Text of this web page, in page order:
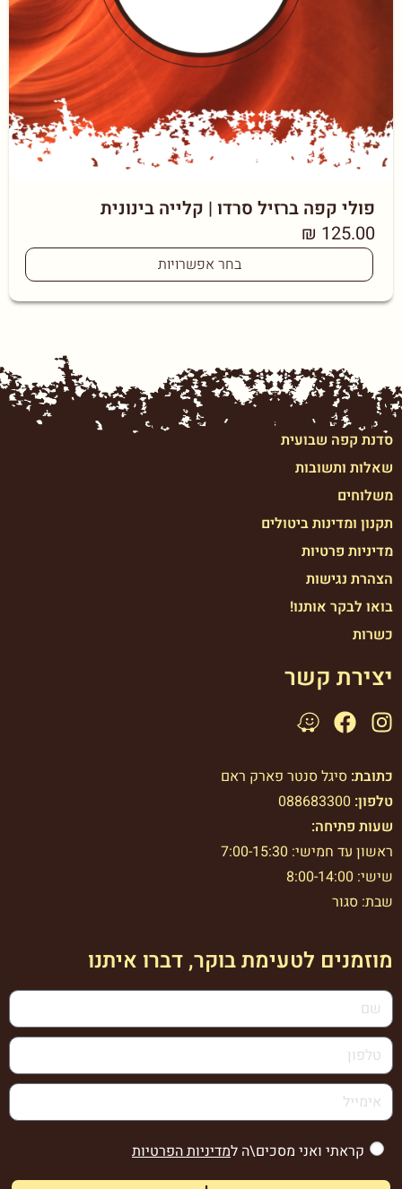
פולי קפה ברזיל סרדו | קלייה בינונית
₪ 125.00
בחר אפשרויות
סדנת קפה שבועית
שאלות ותשובות
משלוחים
תקנון ומדינות ביטולים
מדיניות פרטיות
הצהרת נגישות
בואו לבקר אותנו!
כשרות
יצירת קשר
כתובת: סיגל סנטר פארק ראם
טלפון: 088683300
שעות פתיחה:
ראשון עד חמישי: 7:00-15:30
שישי: 8:00-14:00
שבת: סגור
מוזמנים לטעימת בוקר, דברו איתנו
קראתי ואני מסכים\ה למדיניות הפרטיות